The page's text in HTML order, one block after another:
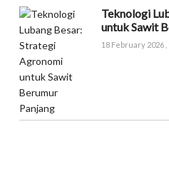
Teknologi
untuk Sawit
18 February 2026 ,